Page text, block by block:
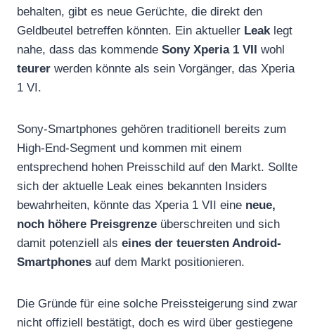
behalten, gibt es neue Gerüchte, die direkt den
Geldbeutel betreffen könnten. Ein aktueller Leaklegt
nahe, dass das kommende Sony Xperia 1 VII wohl
teurer werden könnte als sein Vorgänger, das Xperia
1 VI.
Sony-Smartphones gehören traditionell bereits zum
High-End-Segment und kommen mit einem
entsprechend hohen Preisschild auf den Markt. Sollte
sich der aktuelle Leak eines bekannten Insiders
bewahrheiten, könnte das Xperia 1 VII eine neue,
noch höhere Preisgrenze überschreiten und sich
damit potenziell als eines der teuersten Android-
Smartphones auf dem Markt positionieren.
Die Gründe für eine solche Preissteigerung sind zwar
nicht offiziell bestätigt, doch es wird über gestiegene